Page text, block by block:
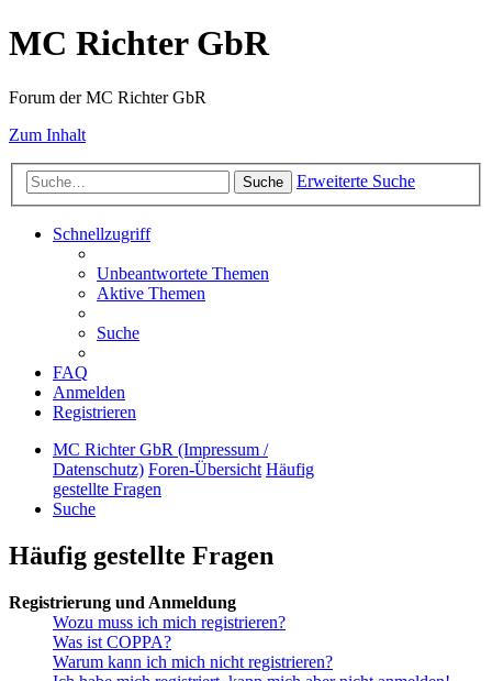
MC Richter GbR
Forum der MC Richter GbR
Zum Inhalt
Suche Erweiterte Suche
Schnellzugriff
Unbeantwortete Themen
Aktive Themen
Suche
FAQ
Anmelden
Registrieren
MC Richter GbR (Impressum /
Datenschutz) Foren-Übersicht Häufig
gestellte Fragen
Suche
Häufig gestellte Fragen
Registrierung und Anmeldung
Wozu muss ich mich registrieren?
Was ist COPPA?
Warum kann ich mich nicht registrieren?